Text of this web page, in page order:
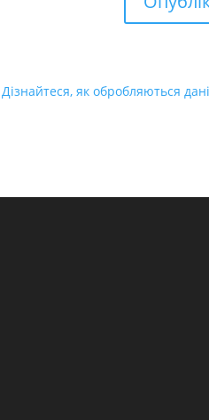
Дізнайтеся, як обробляються